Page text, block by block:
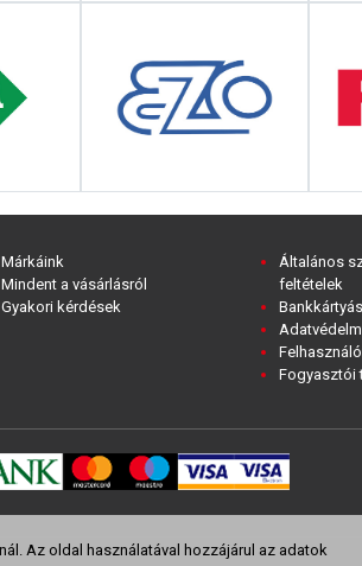
Az oldal használatával hozzájárul az adatok
Márkáink
Mindent a vásárlásról
Gyakori kérdések
Általános
feltételek
Fogyasztói